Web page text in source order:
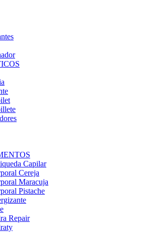
Capilar
Cereja
Maracuja
Pistache
Repair